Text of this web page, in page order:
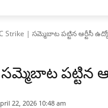
Strike | సమ్మెబాట పట్టిన ఆర్టీసీ
సమ్మెబాట పట్టిన
22, 2026 10:48 am